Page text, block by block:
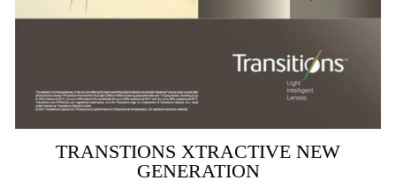
TRANSTIONS XTRACTIVE NEW
GENERATION